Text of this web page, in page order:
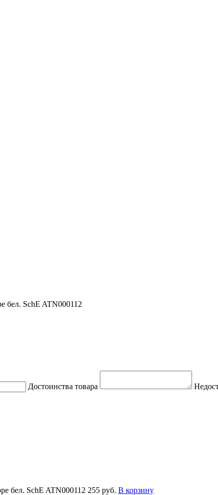
бел. SchE ATN000112
Достоинства товара
бел. SchE ATN000112 255 руб. В корзину